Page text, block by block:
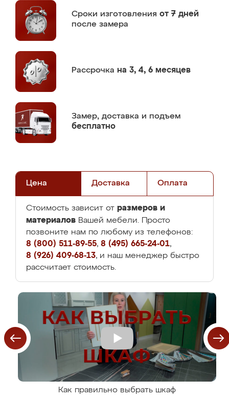
Сроки изготовления от 7 дней
после замера
Рассрочка на 3, 4, 6 месяцев
Замер, доставка и подъем
бесплатно
Цена Доставка Оплата
Стоимость зависит от размеров и
материалов Вашей мебели. Просто
позвоните нам по любому из телефонов:
8 (800) 511-89-55, 8 (495) 665-24-01,
8 (926) 409-68-13, и наш менеджер быстро
рассчитает стоимость.
Как правильно выбрать шкаф